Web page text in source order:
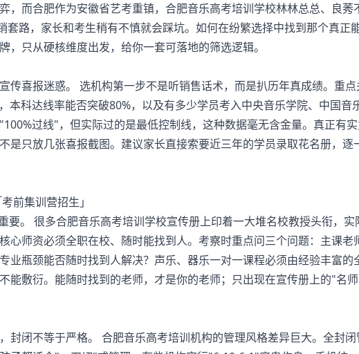
而合肥作为安徽省艺考重镇，合肥音乐高考培训学校林林总总、良莠
路，家长和考生稍有不慎就会踩坑。如何在纷繁选择中找到那个真正
，只从硬核维度出发，给你一套可落地的筛选逻辑。
喜报迷惑。 选机构第一步不是听销售话术，而是扒历年真成绩。重点
本科达线率能否突破80%，以及有多少学员考入中央音乐学院、中国音
过线"，但实际过的是最低控制线，这种数据毫无含金量。真正有
是只放几张喜报截图。建议家长直接索要近三年的学员录取花名册，逐
要。 很多合肥音乐高考培训学校宣传册上印着一大堆名校教授头衔，实
心师资必须全职在校、随时能找到人。考察时重点问三个问题：主课老
业瓶颈能否随时找到人解决？声乐、器乐一对一课程必须由经验丰富的
能敷衍。能随时找到的老师，才是你的老师；只出现在宣传册上的"名
闭不等于严格。 合肥音乐高考培训机构的管理风格差异巨大。全封闭